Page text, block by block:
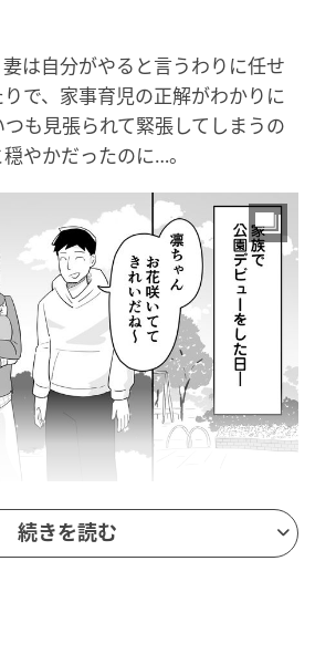
は自分がやると言うわりに任せ
で、家事育児の正解がわかりに
も見張られて緊張してしまうの
やかだったのに…。
続きを読む